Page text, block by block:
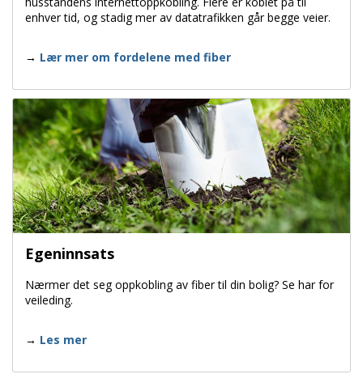
enhver tid, og stadig mer av datatrafikken går begge veier.
Lær mer om fordelene med fiber
Egeninnsats
Nærmer det seg oppkobling av fiber til din bolig? Se har for
veileding.
Les mer